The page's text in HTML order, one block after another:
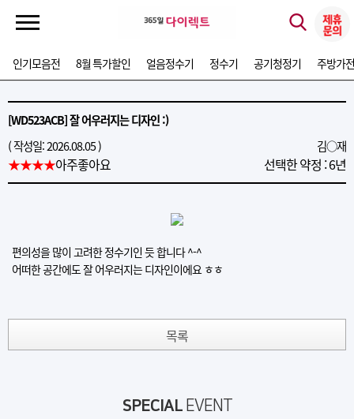
인기모음전 8월 특가할인 얼음정수기 정수기 공기청정기 주방가전
[WD523ACB] 잘 어우러지는 디자인 :)
( 작성일: 2026.08.05 )
김○재
★★★★아주좋아요 선택한 약정 : 6년
편의성을 많이 고려한 정수기인 듯 합니다 ^-^
어떠한 공간에도 잘 어우러지는 디자인이에요 ㅎㅎ
목록
SPECIALEVENT